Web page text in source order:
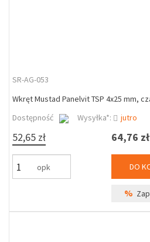
SR-AG-053
Wkręt Mustad Panelvit TSP 4x25 mm,
Dostępność
Wysyłka*: jutro
52,65 zł
opk
64,76 zł
DO
%